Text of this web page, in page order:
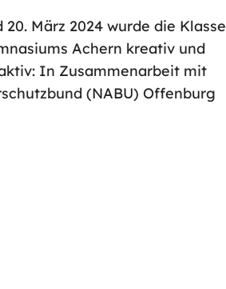
20. März 2024 wurde die Klasse
Achern kreativ und
In Zusammenarbeit mit
(NABU) Offenburg